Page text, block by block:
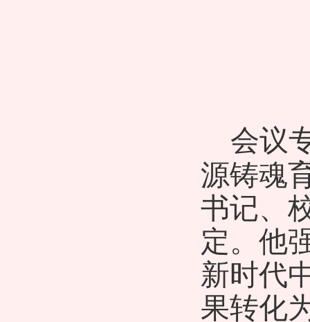
会议
源铸魂
书记、
定。 他
新时代
果转化